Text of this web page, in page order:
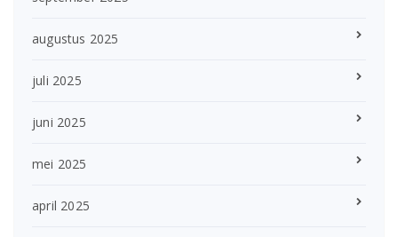
augustus 2025
juli 2025
juni 2025
mei 2025
april 2025